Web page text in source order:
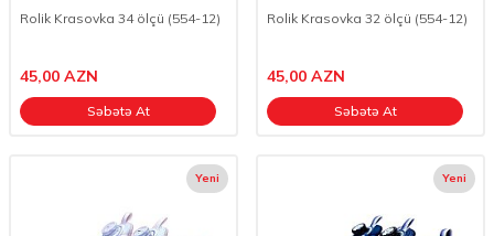
Rolik Krasovka 34 ölçü (554-12)
45,00 AZN
Səbətə At
Rolik Krasovka 32 ölçü (554-12)
45,00 AZN
Səbətə At
Yeni Yeni